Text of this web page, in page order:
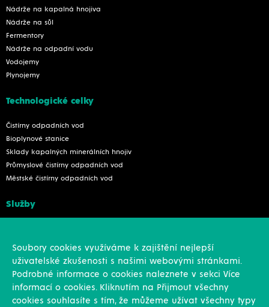
Nádrže na kapalná hnojiva
Nádrže na sůl
Fermentory
Nádrže na odpadní vodu
Vodojemy
Plynojemy
Technologické celky
Čistírny odpadních vod
Bioplynové stanice
Sklady kapalných minerálních hnojiv
Průmyslové čistírny odpadních vod
Městské čistírny odpadních vod
Služby
Soubory cookies využíváme k zajištění nejlepší
uživatelské zkušenosti s našimi webovými stránkami.
Podrobné informace o cookies naleznete v sekci Více
informací o cookies. Kliknutím na Přijmout všechny
cookies souhlasíte s tím, že můžeme užívat všechny typy